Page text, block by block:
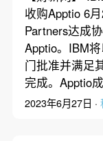
次公开展示
收购Apptio 6
Partners达成
Apptio。IBM
门批准并满足
完成。Apptio
2023年6月27日 ·